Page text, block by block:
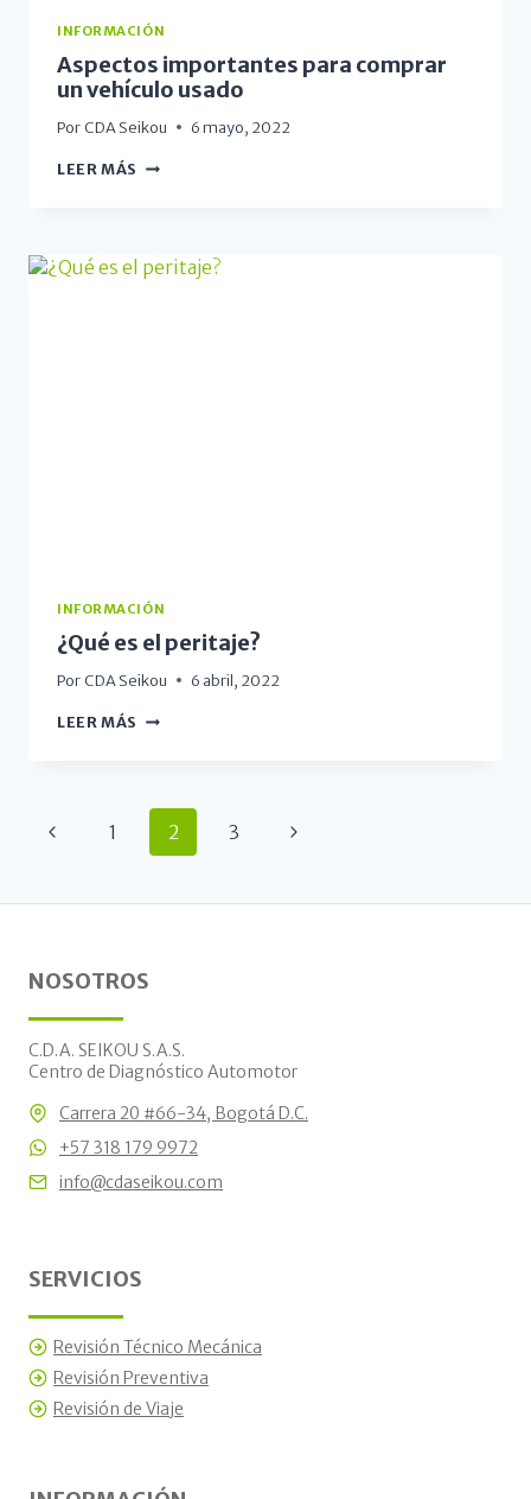
INFORMACIÓN
Aspectos importantes para comprar
un vehículo usado
Por CDA Seikou 6 mayo, 2022
LEER MÁS
INFORMACIÓN
¿Qué es el peritaje?
Por CDA Seikou 6 abril, 2022
LEER MÁS
1 2 3
NOSOTROS
C.D.A. SEIKOU S.A.S.
Centro de Diagnóstico Automotor
Carrera 20 #66-34, Bogotá D.C.
+57 318 179 9972
info@cdaseikou.com
SERVICIOS
Revisión Técnico Mecánica
Revisión Preventiva
Revisión de Viaje